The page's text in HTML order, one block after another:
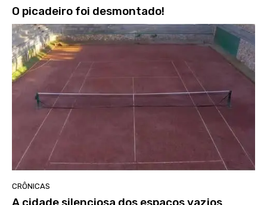
O picadeiro foi desmontado!
CRÔNICAS
A cidade silenciosa dos espaços vazios